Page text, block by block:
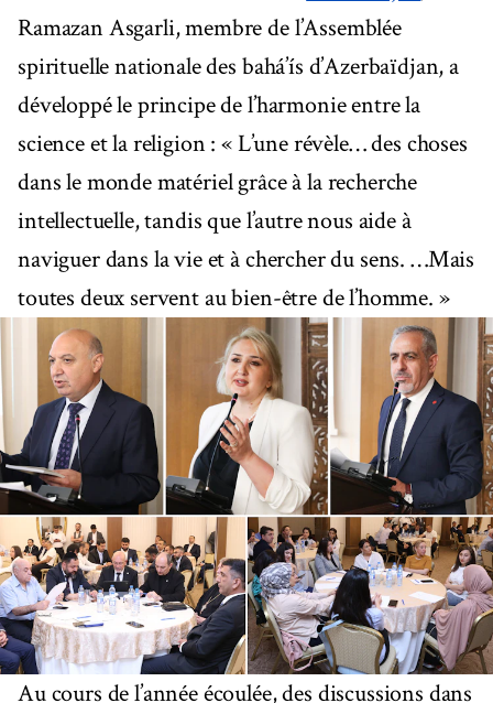
Ramazan Asgarli, membre de l’Assemblée
spirituelle nationale des bahá’ís d’Azerbaïdjan, a
développé le principe de l’harmonie entre la
science et la religion : « L’une révèle… des choses
dans le monde matériel grâce à la recherche
intellectuelle, tandis que l’autre nous aide à
naviguer dans la vie et à chercher du sens. …Mais
toutes deux servent au bien-être de l’homme. »
Au cours de l’année écoulée, des discussions dans